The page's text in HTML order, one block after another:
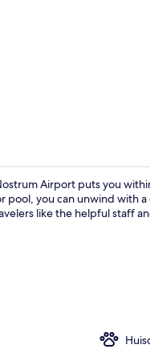
Airport puts you
pool, you can unwind with
like the helpful staff